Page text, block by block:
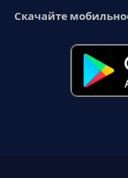
Скачайте